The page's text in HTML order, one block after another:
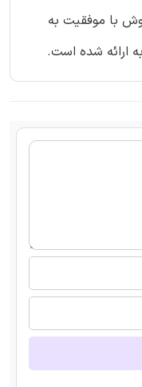
با موفقیت به
ارائه شده است.